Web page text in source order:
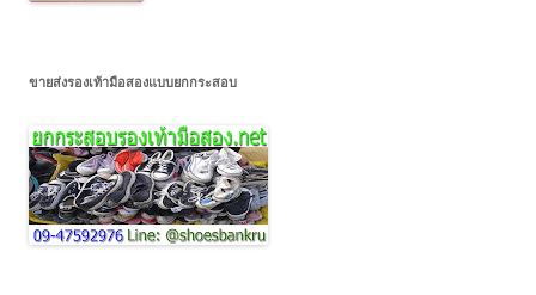
ขายส่งรองเท้ามือสองแบบยกกระสอบ